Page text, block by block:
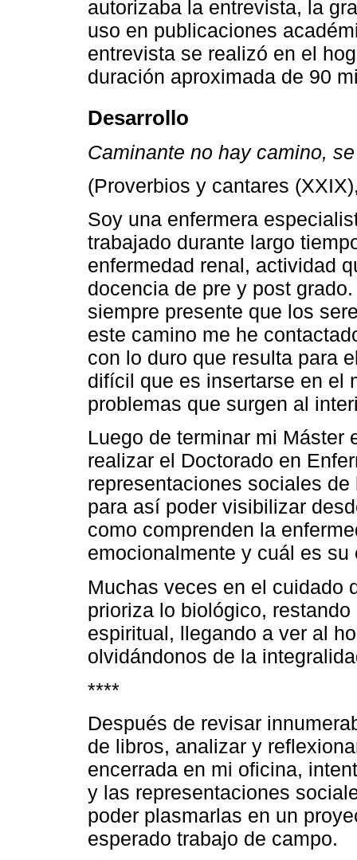
autorizaba la entrevista, la
uso en publicaciones
entrevista se realizó en el
duración aproximada de 90
Desarrollo
Caminante no hay camino,
(Proverbios y cantares
Soy una enfermera
trabajado durante largo
enfermedad renal, actividad
docencia de pre y post
siempre presente que los
este camino me he
con lo duro que resulta para
difícil que es insertarse en el
problemas que surgen al
Luego de terminar mi
realizar el Doctorado en
representaciones sociales
para así poder visibilizar
como comprenden la
emocionalmente y cuál es
Muchas veces en el cuidado
prioriza lo biológico,
espiritual, llegando a ver al
olvidándonos de la
****
Después de revisar
de libros, analizar y
encerrada en mi oficina,
y las representaciones
poder plasmarlas en un
esperado trabajo de campo.